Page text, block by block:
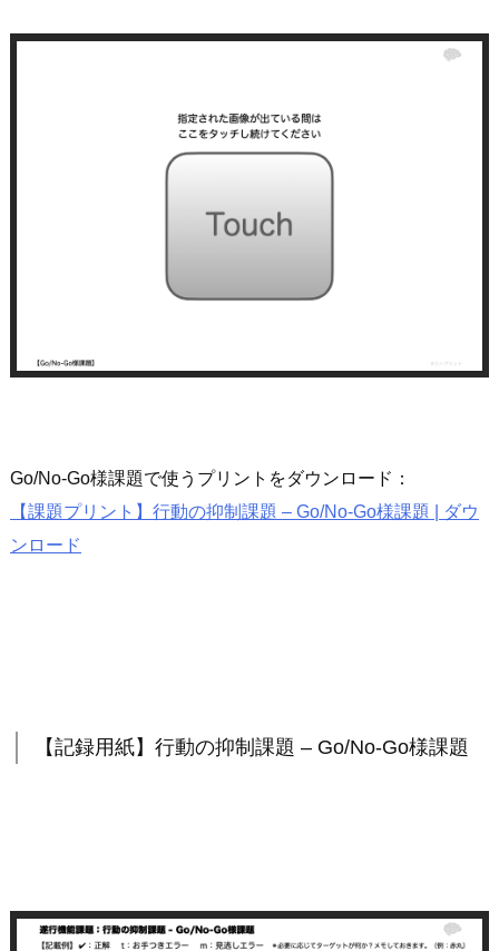
Go/No-Go様課題で使うプリントをダウンロード：
【課題プリント】行動の抑制課題 – Go/No-Go様課題 | ダウ
ンロード
【記録用紙】行動の抑制課題 – Go/No-Go様課題